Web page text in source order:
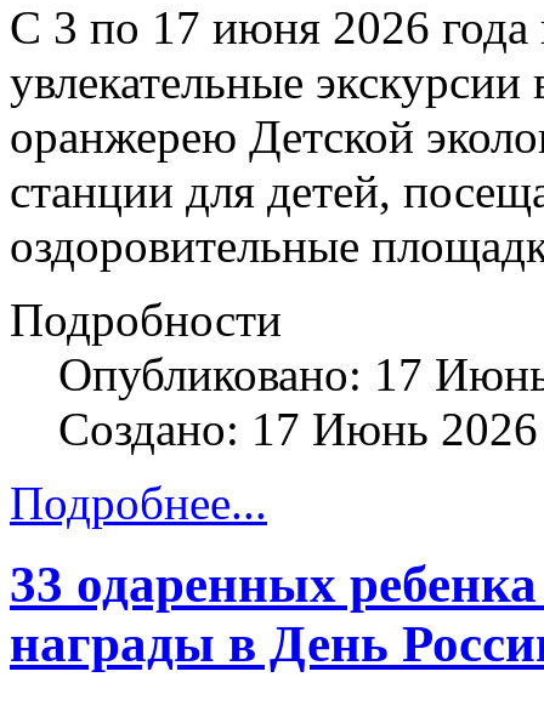
С 3 по 17 июня 2026 года
увлекательные экскурсии
оранжерею Детской
станции для детей,
оздоровительные
Подробности
Опубликовано: 17
Создано: 17 Июнь 2026
Подробнее...
33 одаренных
награды в День